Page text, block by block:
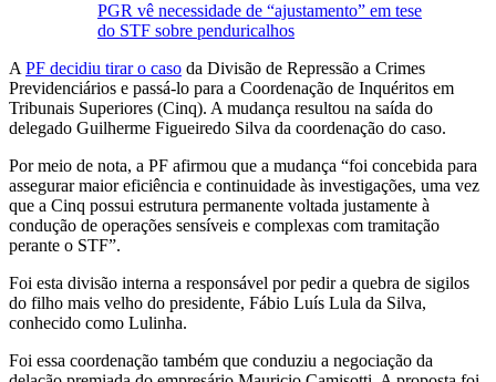
PGR vê necessidade de “ajustamento” em tese
do STF sobre penduricalhos
A PF decidiu tirar o caso da Divisão de Repressão a Crimes
Previdenciários e passá-lo para a Coordenação de Inquéritos em
Tribunais Superiores (Cinq). A mudança resultou na saída do
delegado Guilherme Figueiredo Silva da coordenação do caso.
Por meio de nota, a PF afirmou que a mudança “foi concebida para
assegurar maior eficiência e continuidade às investigações, uma vez
que a Cinq possui estrutura permanente voltada justamente à
condução de operações sensíveis e complexas com tramitação
perante o STF”.
Foi esta divisão interna a responsável por pedir a quebra de sigilos
do filho mais velho do presidente, Fábio Luís Lula da Silva,
conhecido como Lulinha.
Foi essa coordenação também que conduziu a negociação da